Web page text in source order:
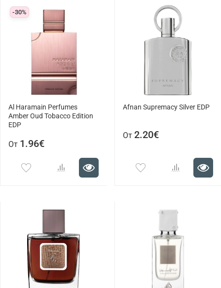
-30%
Al Haramain Perfumes
Amber Oud Tobacco Edition
EDP
От 1.96€
Afnan Supremacy Silver EDP
От 2.20€